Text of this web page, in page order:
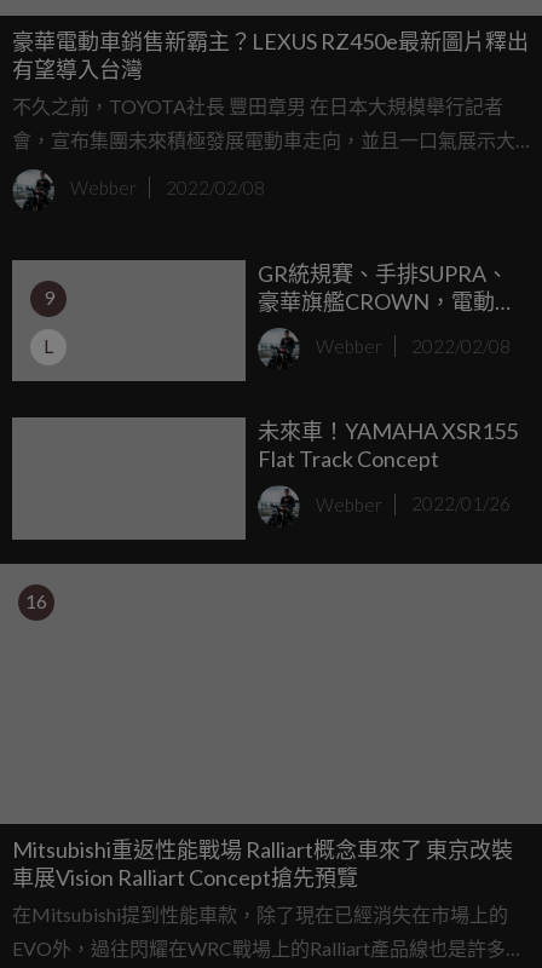
豪華電動車銷售新霸主？LEXUS RZ450e最新圖片釋出
有望導入台灣
不久之前，TOYOTA社長 豐田章男 在日本大規模舉行記者
會，宣布集團未來積極發展電動車走向，並且一口氣展示大
量電動概念車後，身為全球知名的汽車集團，
TOYOTA/LEXUS也著手進行量產車開發，前者推出bZ4X這款
觀照片，宣告2022年即將量產。
Webber 2022/02/08
9
L
GR統規賽、手排SUPRA、
豪華旗艦CROWN，電動車
大軍bZ4X、RZ 450e導
入！和泰汽車宣布2022年
Webber 2022/02/08
未來車！YAMAHA XSR155
Flat Track Concept
Webber 2022/01/26
16
Mitsubishi重返性能戰場 Ralliart概念車來了 東京改裝
車展Vision Ralliart Concept搶先預覽
在Mitsubishi提到性能車款，除了現在已經消失在市場上的
EVO外，過往閃耀在WRC戰場上的Ralliart產品線也是許多老